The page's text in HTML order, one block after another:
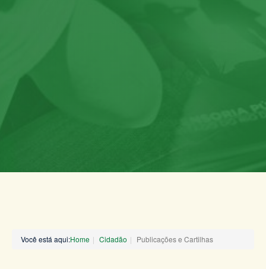
Você está aqui:Home Cidadão Publicações e Cartilhas